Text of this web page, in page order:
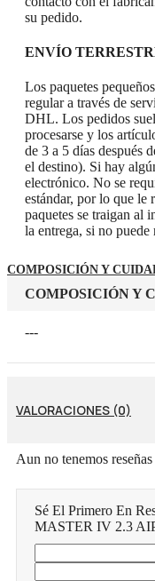
su pedido.
ENVÍO
Los paquetes
regular a través de
DHL. Los pedidos
procesarse y los
de 3 a 5 días después
el destino). Si hay
electrónico. No se
estándar, por lo que le
paquetes se traigan al
la entrega, si no
COMPOSICIÓN Y
COMPOSICIÓN Y
---
VALORACIONES (0)
Aun no tenemos
Sé El Primero En
MASTER IV 2.3